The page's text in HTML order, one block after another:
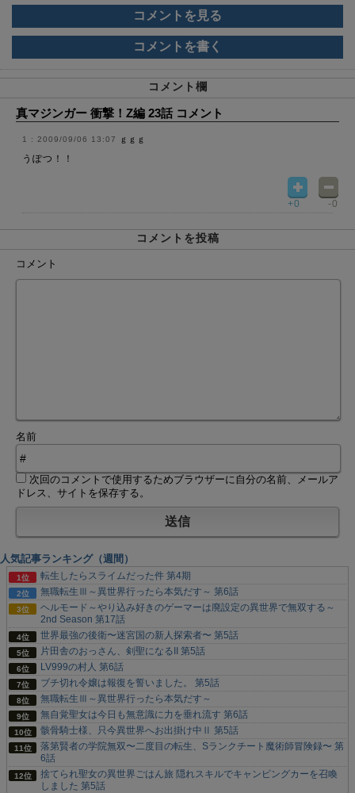
コメントを見る
コメントを書く
コメント欄
真マジンガー 衝撃！Z編 23話 コメント
2009/09/06 13:07 ｇｇｇ
うぽつ！！
+0 -0
コメントを投稿
コメント
名前
次回のコメントで使用するためブラウザーに自分の名前、メールア
ドレス、サイトを保存する。
人気記事ランキング（週間）
転生したらスライムだった件 第4期
無職転生Ⅲ～異世界行ったら本気だす～ 第6話
ヘルモード～やり込み好きのゲーマーは廃設定の異世界で無双する～
2nd Season 第17話
世界最強の後衛〜迷宮国の新人探索者〜 第5話
片田舎のおっさん、剣聖になるII 第5話
LV999の村人 第6話
ブチ切れ令嬢は報復を誓いました。 第5話
無職転生Ⅲ～異世界行ったら本気だす～
無自覚聖女は今日も無意識に力を垂れ流す 第6話
骸骨騎士様、只今異世界へお出掛け中Ⅱ 第5話
落第賢者の学院無双〜二度目の転生、Sランクチート魔術師冒険録〜 第
6話
捨てられ聖女の異世界ごはん旅 隠れスキルでキャンピングカーを召喚
しました 第5話